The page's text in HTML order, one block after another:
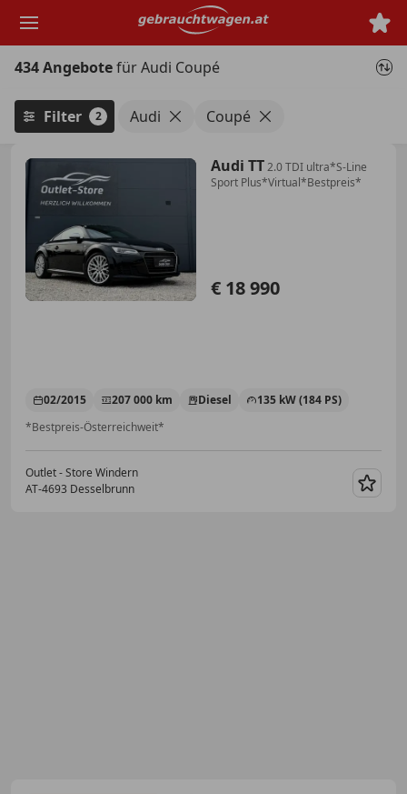
Hauptinhalt
434 Angebotefür Audi Coupé
Filter 2 Audi Coupé
Audi TT2.0 TDI ultra*S-Line
Sport Plus*Virtual*Bestpreis*
€ 18 990
02/2015 207 000 km Diesel
135 kW (184 PS)
*Bestpreis-Österreichweit*
Outlet - Store Windern
AT-4693 Desselbrunn